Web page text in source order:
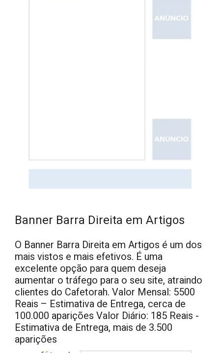
Banner Barra Direita em Artigos
O Banner Barra Direita em Artigos é um dos
mais vistos e mais efetivos. É uma
excelente opção para quem deseja
aumentar o tráfego para o seu site, atraindo
clientes do Cafetorah. Valor Mensal: 5500
Reais – Estimativa de Entrega, cerca de
100.000 aparições Valor Diário: 185 Reais -
Estimativa de Entrega, mais de 3.500
aparições